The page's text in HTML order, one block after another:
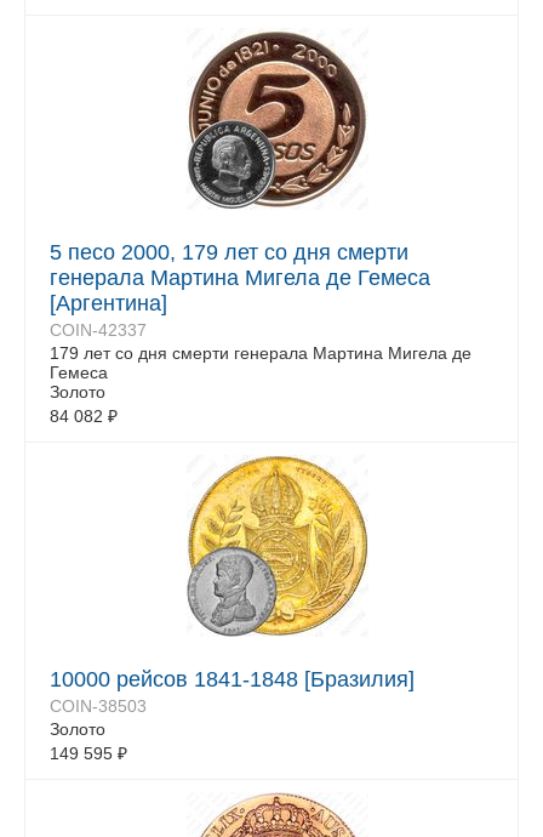
5 песо 2000, 179 лет со дня смерти
генерала Мартина Мигела де Гемеса
[Аргентина]
COIN-42337
179 лет со дня смерти генерала Мартина Мигела де
Гемеса
Золото
84 082 ₽
10000 рейсов 1841-1848 [Бразилия]
COIN-38503
Золото
149 595 ₽